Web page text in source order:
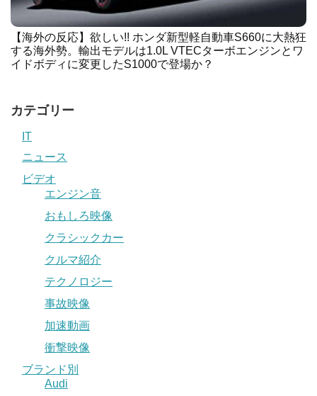
【海外の反応】欲しい!! ホンダ新型軽自動車S660に大熱狂
する海外勢。輸出モデルは1.0L VTECターボエンジンとワ
イドボディに変更したS1000で登場か？
カテゴリー
IT
ニュース
ビデオ
エンジン音
おもしろ映像
クラシックカー
クルマ紹介
テクノロジー
事故映像
加速動画
衝撃映像
ブランド別
Audi